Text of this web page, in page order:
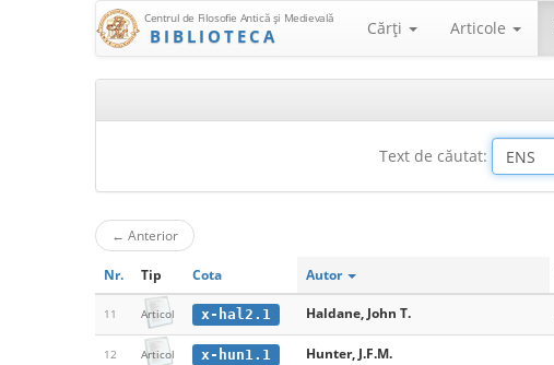
Centrul de Filosofie Antică şi Medievală
BIBLIOTECA Cărţi Articole
Text de căutat:
← Anterior
Nr. Tip Cota Autor
11 Articol x-hal2.1 Haldane, John T.
12 Articol x-hun1.1 Hunter, J.F.M.